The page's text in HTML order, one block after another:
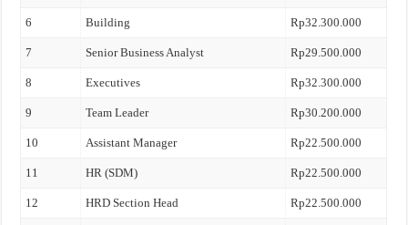
6 Building Rp32.300.000
7 Senior Business Analyst Rp29.500.000
8 Executives Rp32.300.000
9 Team Leader Rp30.200.000
10 Assistant Manager Rp22.500.000
11 HR (SDM) Rp22.500.000
12 HRD Section Head Rp22.500.000